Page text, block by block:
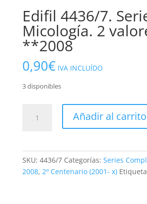
Edifil 4436/7.
Micología. 2
**2008
0,90€ IVA INCLUÍDO
3 disponibles
4436/7.
Añadir al carrito
SKU: 4436/7 Categorías: Series
2008, 2º Centenario (2001- x)